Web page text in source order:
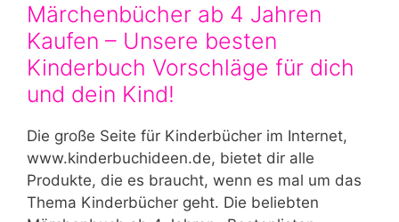
Märchenbücher ab 4 Jahren
Kaufen – Unsere besten
Kinderbuch Vorschläge für dich
und dein Kind!
Die große Seite für Kinderbücher im Internet,
www.kinderbuchideen.de, bietet dir alle
Produkte, die es braucht, wenn es mal um das
Thema Kinderbücher geht. Die beliebten